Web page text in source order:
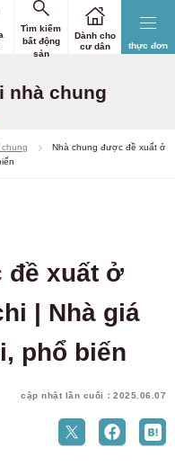
thực đơn
Tìm kiếm
bất động
sản
Dành cho
cư dân
nhà chung
Nhà chung được đề xuất ở
đề xuất ở
| Nhà giá
phổ biến
cập nhật lần cuối：2025.06.07